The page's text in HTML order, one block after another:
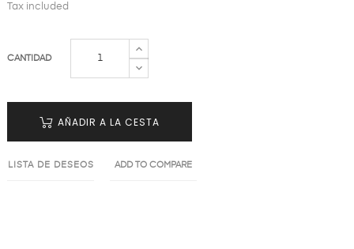
Tax included
CANTIDAD
AÑADIR A LA CESTA
LISTA DE DESEOS ADD TO COMPARE